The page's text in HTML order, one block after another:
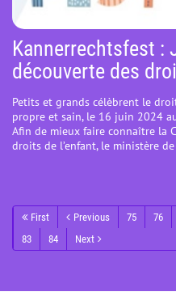
Kannerrechtsfest :
découverte des
Petits et grands célèbrent le
propre et sain, le 16 juin 2024
Afin de mieux faire connaître la
droits de l’enfant, le ministère
First Previous 75 76
83
84 Next